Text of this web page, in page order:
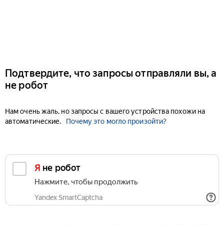
Подтвердите, что запросы отправляли вы, а
не робот
Нам очень жаль, но запросы с вашего устройства похожи на
автоматические.
Почему это могло произойти?
Я не робот
Нажмите, чтобы продолжить
Yandex SmartCaptcha